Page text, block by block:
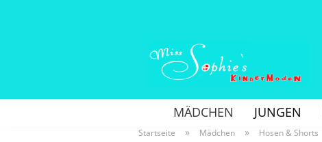
MÄDCHEN JUNGEN
Startseite » Mädchen » Hosen & Shorts